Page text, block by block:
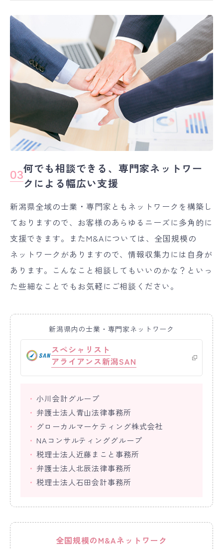
03何でも相談できる、専門家ネットワー
クによる幅広い支援
新潟県全域の士業・専門家ともネットワークを構築し
ておりますので、お客様のあらゆるニーズに多角的に
支援できます。またM&Aについては、全国規模の
ネットワークがありますので、情報収集力には自身が
あります。こんなこと相談してもいいのかな？といっ
た些細なことでもお気軽にご相談ください。
新潟県内の士業・専門家ネットワーク
スペシャリスト
アライアンス新潟SAN
小川会計グループ
弁護士法人青山法律事務所
グローカルマーケティング株式会社
NAコンサルティンググループ
税理士法人近藤まこと事務所
弁護士法人北辰法律事務所
税理士法人石田会計事務所
全国規模のM&Aネットワーク